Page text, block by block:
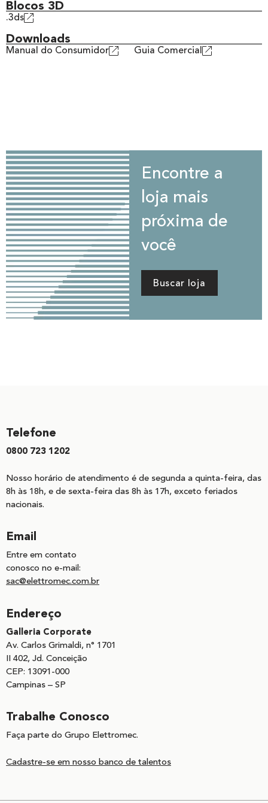
Blocos 3D
.3ds
Downloads
Manual do Consumidor Guia Comercial
Encontre a
loja mais
próxima de
você
Buscar loja
Telefone
0800 723 1202
Nosso horário de atendimento é de segunda a quinta-feira, das
8h às 18h, e de sexta-feira das 8h às 17h, exceto feriados
nacionais.
Email
Entre em contato
conosco no e-mail:
sac@elettromec.com.br
Endereço
Galleria Corporate
Av. Carlos Grimaldi, n° 1701
II 402, Jd. Conceição
CEP: 13091-000
Campinas – SP
Trabalhe Conosco
Faça parte do Grupo Elettromec.
Cadastre-se em nosso banco de talentos